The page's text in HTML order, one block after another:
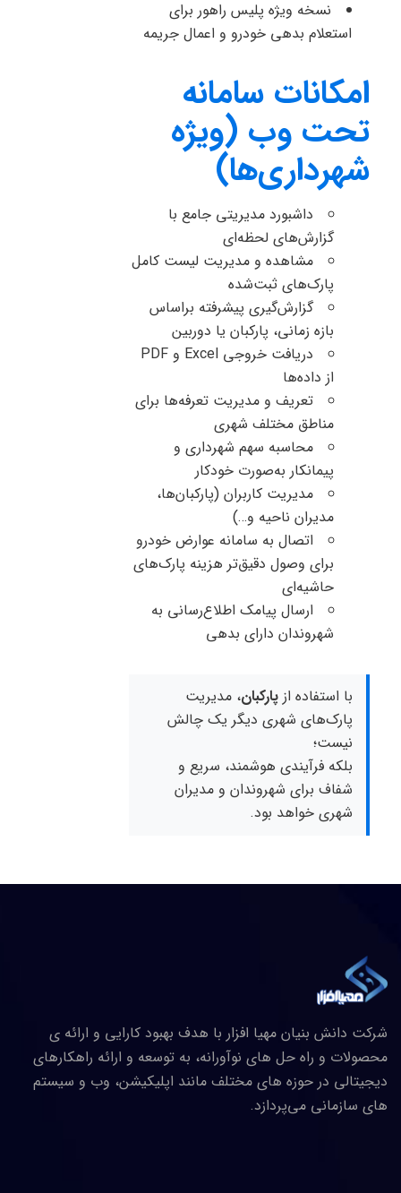
نسخه ویژه پلیس راهور برای
استعلام بدهی خودرو و اعمال جریمه
امکانات سامانه
تحت وب (ویژه
شهرداری‌ها)
داشبورد مدیریتی جامع با
گزارش‌های لحظه‌ای
مشاهده و مدیریت لیست کامل
پارک‌های ثبت‌شده
گزارش‌گیری پیشرفته براساس
بازه زمانی، پارکبان یا دوربین
دریافت خروجی Excel و PDF
از داده‌ها
تعریف و مدیریت تعرفه‌ها برای
مناطق مختلف شهری
محاسبه سهم شهرداری و
پیمانکار به‌صورت خودکار
مدیریت کاربران (پارکبان‌ها،
مدیران ناحیه و…)
اتصال به سامانه عوارض خودرو
برای وصول دقیق‌تر هزینه پارک‌های
حاشیه‌ای
ارسال پیامک اطلاع‌رسانی به
شهروندان دارای بدهی
با استفاده از پارکبان، مدیریت
پارک‌های شهری دیگر یک چالش
نیست؛
بلکه فرآیندی هوشمند، سریع و
شفاف برای شهروندان و مدیران
شهری خواهد بود.
شرکت دانش بنیان مهیا افزار با هدف بهبود کارایی و ارائه ی
محصولات و راه حل های نوآورانه، به توسعه و ارائه راهکارهای
دیجیتالی در حوزه های مختلف مانند اپلیکیشن، وب و سیستم
های سازمانی می‌پردازد.